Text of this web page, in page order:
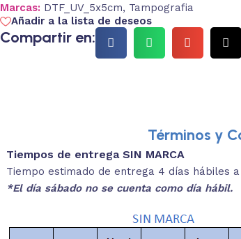
Marcas: DTF_UV_5x5cm, Tampografia
Añadir a la lista de deseos
Compartir en:
Descripciones breves y medidas
REVISA
estás buscando.
Términos y
Tiempos de entrega SIN MARCA
Tiempo estimado de entrega 4 días hábiles
*El día sábado no se cuenta como día hábil.